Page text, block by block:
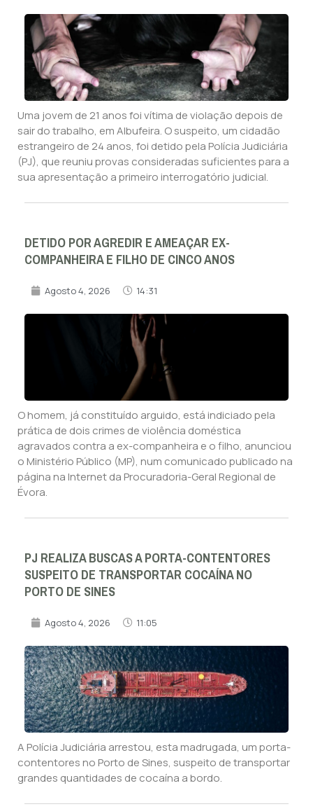
Uma jovem de 21 anos foi vítima de violação depois de
sair do trabalho, em Albufeira. O suspeito, um cidadão
estrangeiro de 24 anos, foi detido pela Polícia Judiciária
(PJ), que reuniu provas consideradas suficientes para a
sua apresentação a primeiro interrogatório judicial.
DETIDO POR AGREDIR E AMEAÇAR EX-
COMPANHEIRA E FILHO DE CINCO ANOS
Agosto 4, 2026 14:31
O homem, já constituído arguido, está indiciado pela
prática de dois crimes de violência doméstica
agravados contra a ex-companheira e o filho, anunciou
o Ministério Público (MP), num comunicado publicado na
página na Internet da Procuradoria-Geral Regional de
Évora.
PJ REALIZA BUSCAS A PORTA-CONTENTORES
SUSPEITO DE TRANSPORTAR COCAÍNA NO
PORTO DE SINES
Agosto 4, 2026 11:05
A Polícia Judiciária arrestou, esta madrugada, um porta-
contentores no Porto de Sines, suspeito de transportar
grandes quantidades de cocaína a bordo.